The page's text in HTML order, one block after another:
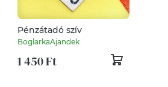
Pénzátadó szív
BoglarkaAjandek
1 450 Ft